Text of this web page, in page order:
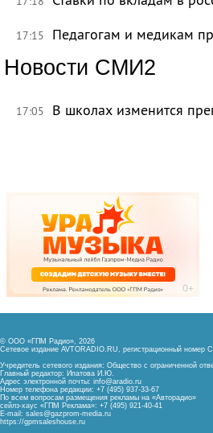
17:15 Педагогам и медикам
Новости СМИ2
17:05 В школах изменится
© ООО «ГПМ Радио», 2026
Сетевое издание AVTORADIO.RU, регистрационный номер
Учредитель сетевого издания: Общество с ограниченной
Главный редактор: Ипатова И.Ю.
Адрес электронной почты: info@aradio.ru
Номер телефона редакции: +7 (495) 937-33-67
По всем вопросам размещения рекламы на «Авторадио»
сейлз-хаус «ГПМ Реклама»: +7 (495) 921-40-41
E-mail: sales@gazprom-media.ru
https://gpmsaleshouse.ru